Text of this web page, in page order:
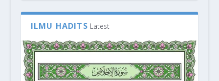
ILMU HADITS Latest